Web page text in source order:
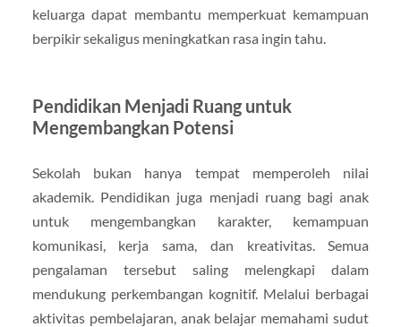
keluarga dapat membantu memperkuat kemampuan
berpikir sekaligus meningkatkan rasa ingin tahu.
Pendidikan Menjadi Ruang untuk
Mengembangkan Potensi
Sekolah bukan hanya tempat memperoleh nilai
akademik. Pendidikan juga menjadi ruang bagi anak
untuk mengembangkan karakter, kemampuan
komunikasi, kerja sama, dan kreativitas. Semua
pengalaman tersebut saling melengkapi dalam
mendukung perkembangan kognitif. Melalui berbagai
aktivitas pembelajaran, anak belajar memahami sudut